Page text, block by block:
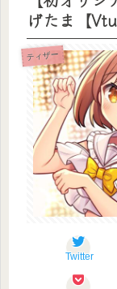
げたま【
ティザー
Twitter